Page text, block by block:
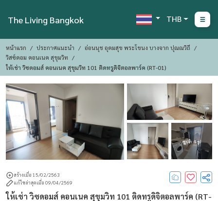
The Living Bangkok THB
หน้าแรก ประกาศแนะนำ
อ่อนนุช อุดมสุข พระโขนง บางจาก ปุณณวิถี
วิสซ์ดอม คอนเนค สุขุมวิท
ให้เช่า วิซดอมส์ คอนเนค สุขุมวิท 101 ติดทรูดิจิตอลพาร์ค (RT-01)
ดูรูปอีก : 5 รูป
สร้างเมื่อ 15/02/2563
แก้ไขล่าสุดเมื่อ 09/04/2569
ให้เช่า วิซดอมส์ คอนเนค สุขุมวิท 101 ติดทรูดิจิตอลพาร์ค (RT-